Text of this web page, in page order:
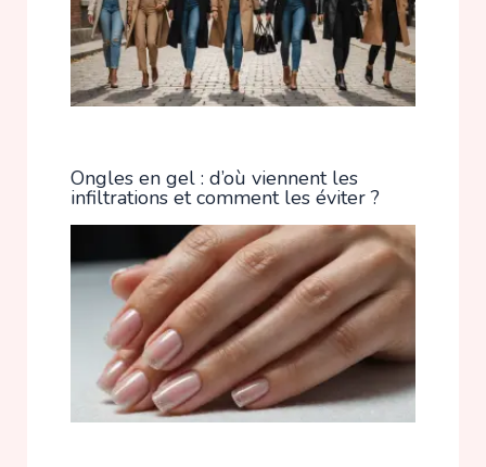
Ongles en gel : d’où viennent les
infiltrations et comment les éviter ?